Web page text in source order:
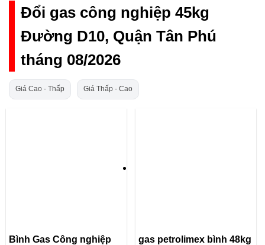
Đổi gas công nghiệp 45kg
Đường D10, Quận Tân Phú
tháng 08/2026
Giá Cao - Thấp Giá Thấp - Cao
Bình Gas Công nghiệp
gas petrolimex bình 48kg